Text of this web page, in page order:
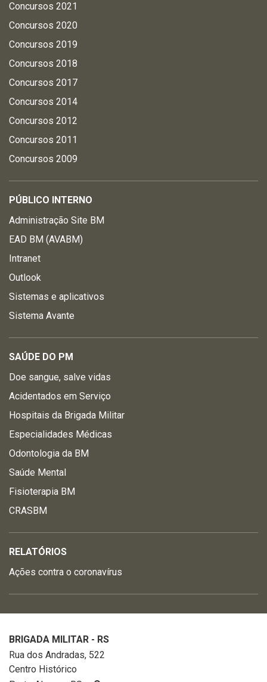
Concursos 2021
Concursos 2020
Concursos 2019
Concursos 2018
Concursos 2017
Concursos 2014
Concursos 2012
Concursos 2011
Concursos 2009
PÚBLICO INTERNO
Administração Site BM
EAD BM (AVABM)
Intranet
Outlook
Sistemas e aplicativos
Sistema Avante
SAÚDE DO PM
Doe sangue, salve vidas
Acidentados em Serviço
Hospitais da Brigada Militar
Especialidades Médicas
Odontologia da BM
Saúde Mental
Fisioterapia BM
CRASBM
RELATÓRIOS
Ações contra o coronavírus
BRIGADA MILITAR - RS
Rua dos Andradas, 522
Centro Histórico